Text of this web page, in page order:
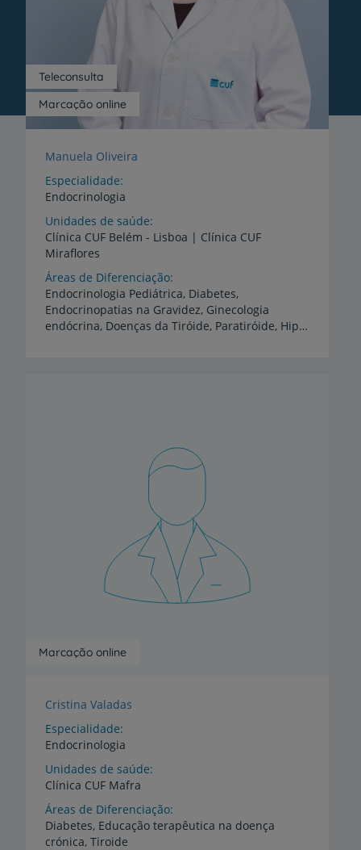
Marcação online
Teleconsulta
Manuela Oliveira
Especialidade
Endocrinologia
Unidades de saúde
Clínica CUF Belém - Lisboa | Clínica CUF
Miraflores
Áreas de Diferenciação
Endocrinologia Pediátrica, Diabetes,
Endocrinopatias na Gravidez, Ginecologia
endócrina, Doenças da Tiróide, Paratiróide, Hipófise e Supra-renal. Obesidade - Avaliação multidisciplinar - Terapêutica cirúrgica.
Marcação online
Cristina Valadas
Especialidade
Endocrinologia
Unidades de saúde
Clínica CUF Mafra
Áreas de Diferenciação
Diabetes, Educação terapêutica na doença
crónica, Tiroide